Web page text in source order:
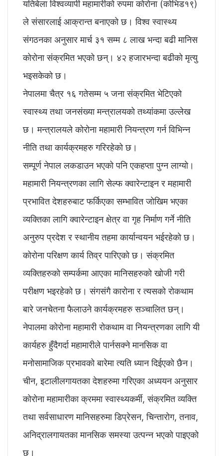
यतिबेला विश्वव्यापी महामारीको रुपमा कोरोना (कोभिड१९)
ले संसारलाई आक्रान्त बनाएको छ। विश्व स्वास्थ्य
संगठनका अनुसार मार्च ३१ सम्म ८ लाख भन्दा बढी मानिस
कोरोना संक्रमित भएको छन्। ४२ हजारभन्दा बढीको मृत्यु
भइसकेको छ।
नेपालमा चैत्र १६ गतेसम्म ५ जना संक्रमित भेटिएको
स्वास्थ्य तथा जनसंख्या मन्त्रालयको तथ्यांकमा उल्लेख
छ। मन्त्रालयले कोरोना महामारी नियन्त्रण गर्न विभिन्न
नीति तथा कार्यक्रमहरु गरिरहेको छ।
सम्पूर्ण नेपाल लकडाउन भएको पनि एकहप्ता पुग्न लाग्यो।
महामारी नियन्त्रणका लागि सेल्फ क्वारेन्टाइन र महामारी
प्रभावित देशहरुबाट फर्किएका सम्भावित जोखिम भएका
व्यक्तिका लागि क्वारेन्टाइन क्षेत्र वा गृह निर्माण गर्ने नीति
अनुरुप प्रदेश र स्थानीय तहमा कार्यान्वयन भईरहेको छ।
कोरोना परिक्षण कार्य तिव्र पारिएको छ। संक्रमित
व्यक्तिहरुको सम्पर्कमा आएका मानिसहरुको खोजी गरी
परीक्षण भइरहेको छ। संगसंगै कारोना र त्यसको रोकथाम
बारे जनचेतना फैलाउने कार्यक्रमहरु सञ्चालित छन्।
नेपालमा कोरोना महामारी रोकथाम वा नियन्त्रणका लागि यी
कार्यहरु हुँदैगर्दा महामारीले पार्नसक्ने मानसिक वा
मनोसामाजिक प्रभावको बारेमा त्यति ध्यान दिईएको छैन।
चीन, इटालीलगायतका देशहरुमा गरिएका अध्ययन अनुसार
कोरोना महामारीका क्रममा स्वास्थ्यकर्मी, संक्रमित व्यक्ति
तथा सर्वसाधारण मानिसहरुमा डिप्रेसन, चिन्तारोग, तनाव,
अनिद्रालगायतका मानसिक समस्या उत्पन्न भएको पाइएको
छ।